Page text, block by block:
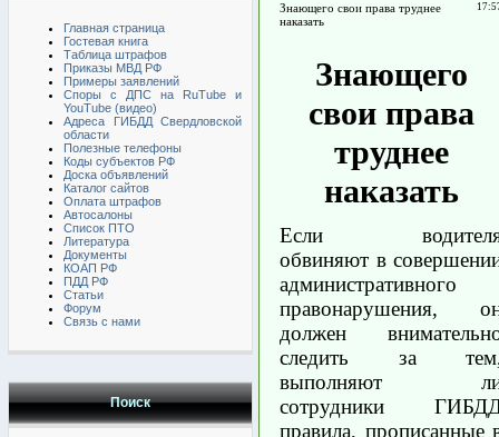
Главная страница
Гостевая книга
Таблица штрафов
Приказы МВД РФ
Примеры заявлений
Споры с ДПС на RuTube и
YouTube (видео)
Адреса ГИБДД Свердловской
области
Полезные телефоны
Коды субъектов РФ
Доска объявлений
Каталог сайтов
Оплата штрафов
Автосалоны
Список ПТО
Литература
Документы
КОАП РФ
ПДД РФ
Статьи
Форум
Связь с нами
Поиск
Знающего свои права труднее
наказать
Знающего
свои права
труднее
наказать
Если
обвиняют в
административного
правонарушения,
должен
следить за
выполняют
сотрудники
правила, прописанные